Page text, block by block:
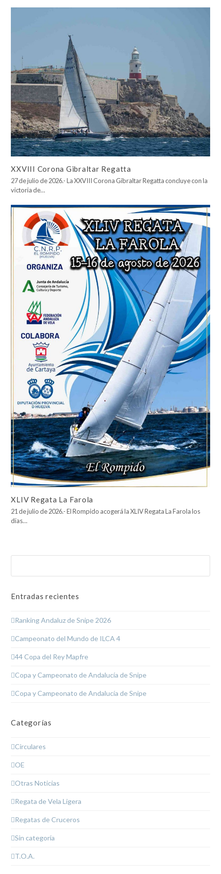
XXVIII Corona Gibraltar Regatta
27 de julio de 2026.- La XXVIII Corona Gibraltar Regatta concluye con la
victoria de…
XLIV Regata La Farola
21 de julio de 2026.- El Rompido acogerá la XLIV Regata La Farola los
días…
Entradas recientes
Ranking Andaluz de Snipe 2026
Campeonato del Mundo de ILCA 4
44 Copa del Rey Mapfre
Copa y Campeonato de Andalucía de Snipe
Copa y Campeonato de Andalucía de Snipe
Categorías
Circulares
OE
Otras Noticias
Regata de Vela Ligera
Regatas de Cruceros
Sin categoría
T.O.A.